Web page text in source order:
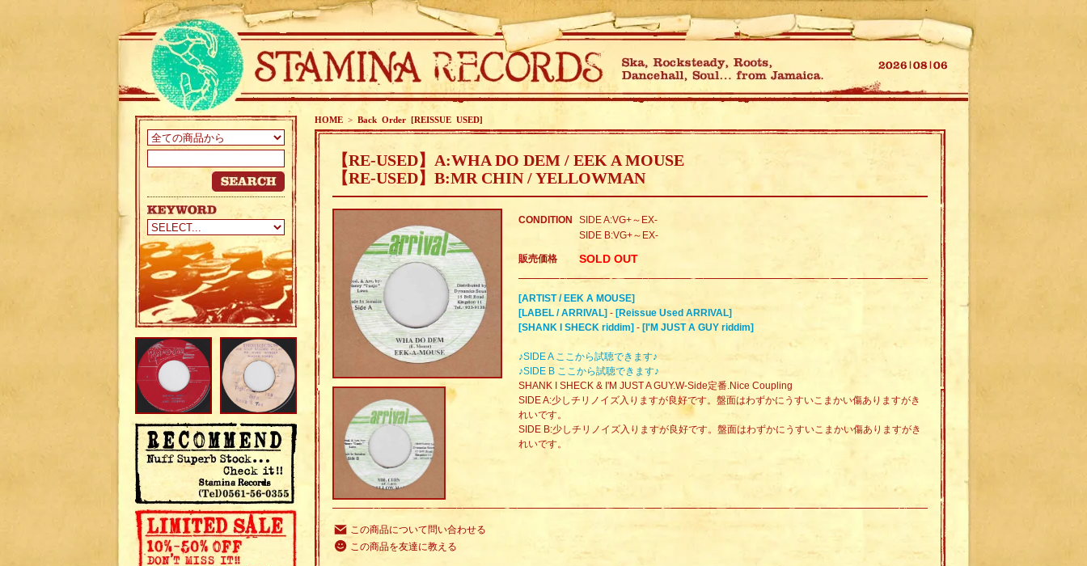
HOME > Back Order [REISSUE USED]
【RE-USED】A:WHA DO DEM / EEK A MOUSE
【RE-USED】B:MR CHIN / YELLOWMAN
CONDITION
SIDE A:VG+～EX-
SIDE B:VG+～EX-
販売価格 SOLD OUT
[ARTIST / EEK A MOUSE]
[LABEL / ARRIVAL] - [Reissue Used ARRIVAL]
[SHANK I SHECK riddim] - [I'M JUST A GUY riddim]
♪SIDE A ここから試聴できます♪
♪SIDE B ここから試聴できます♪
SHANK I SHECK & I'M JUST A GUY.W-Side定番.Nice Coupling
SIDE A:少しチリノイズ入りますが良好です。盤面はわずかにうすいこまかい傷ありますがき
れいです。
SIDE B:少しチリノイズ入りますが良好です。盤面はわずかにうすいこまかい傷ありますがき
れいです。
この商品について問い合わせる
この商品を友達に教える